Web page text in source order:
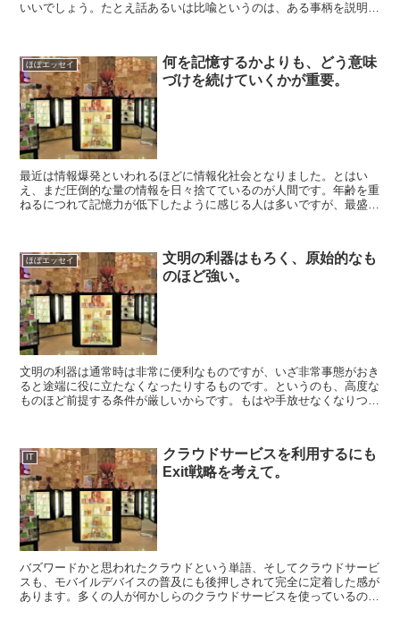
いいでしょう。たとえ話あるいは比喩というのは、ある事柄を説明し
ほぼエッセイ
何を記憶するかよりも、どう意味
づけを続けていくかが重要。
最近は情報爆発といわれるほどに情報化社会となりました。とはい
え、まだ圧倒的な量の情報を日々捨てているのが人間です。年齢を重
ねるにつれて記憶力が低下したように感じる人は多いですが、最盛期
ほぼエッセイ
文明の利器はもろく、原始的なも
のほど強い。
文明の利器は通常時は非常に便利なものですが、いざ非常事態がおき
ると途端に役に立たなくなったりするものです。というのも、高度な
ものほど前提する条件が厳しいからです。もはや手放せなくなりつつ
IT
クラウドサービスを利用するにも
Exit戦略を考えて。
バズワードかと思われたクラウドという単語、そしてクラウドサービ
スも、モバイルデバイスの普及にも後押しされて完全に定着した感が
あります。多くの人が何かしらのクラウドサービスを使っているので